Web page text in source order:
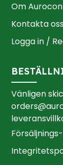
Om Aurocon
Kontakta
Logga in /
Vänligen